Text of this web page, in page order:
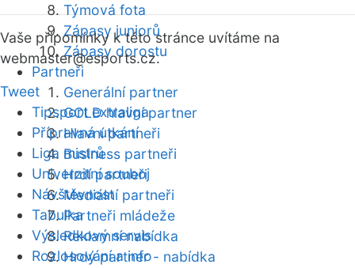
Týmová fota
Zápasy juniorů
Zápasy dorostu
Partneři
Generální partner
GOLD hlavní partner
Hlavní partneři
Business partneři
Hrdí partneři
Mediální partneři
Partneři mládeže
Reklamní nabídka
Hrdý partner - nabídka
Vaše připomínky k této stránce uvítáme na
webmaster@esports.cz.
Tweet
Tipsport extraliga
Přípravná utkání
Liga mistrů
Univerzitní souboj
Návštěvnost
Tabulka
Výsledkový servis
Rozlosování a info